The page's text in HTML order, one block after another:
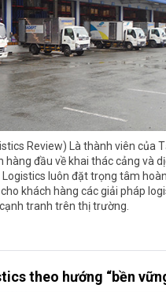
Review) Là thành viên của
hàng đầu về khai thác cảng và
luôn đặt trọng tâm
khách hàng các giải pháp
tranh trên thị trường.
theo hướng “bền